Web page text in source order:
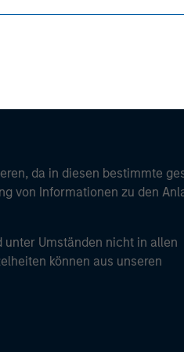
da in diesen bestimmte
von Informationen zu den
Umständen nicht in allen
können aus unseren